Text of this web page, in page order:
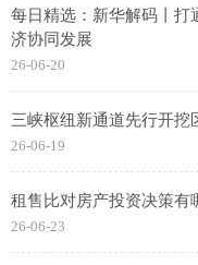
每日精选：新华解码丨打
济协同发展
26-06-20
三峡枢纽新通道先行开挖
26-06-19
租售比对房产投资决策有
26-06-23